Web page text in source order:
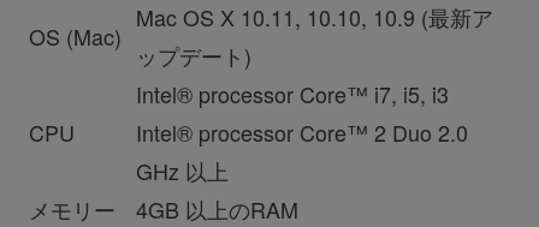
OS (Mac)
Mac OS X 10.11, 10.10, 10.9 (最新ア
ップデート)
CPU
Intel® processor Core™ i7, i5, i3
Intel® processor Core™ 2 Duo 2.0
GHz 以上
メモリー
4GB 以上のRAM